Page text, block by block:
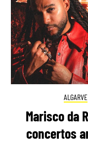
ALGARVE
Marisco da
concertos